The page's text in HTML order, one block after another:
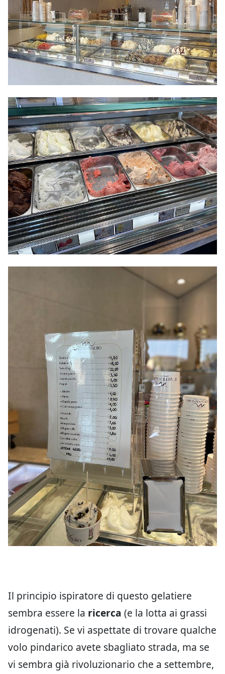
Il principio ispiratore di questo gelatiere
sembra essere la ricerca (e la lotta ai grassi
idrogenati). Se vi aspettate di trovare qualche
volo pindarico avete sbagliato strada, ma se
vi sembra già rivoluzionario che a settembre,